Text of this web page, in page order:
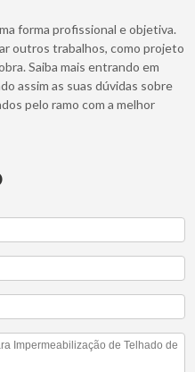
forma profissional e objetiva.
outros trabalhos, como projeto
Saiba mais entrando em
assim as suas dúvidas sobre
pelo ramo com a melhor